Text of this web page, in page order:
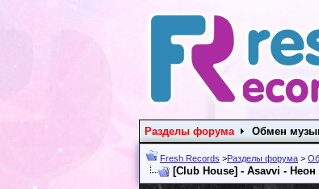
Разделы форума Обмен
Fresh Records >Разделы форума >
[Club House] - Asavvi -